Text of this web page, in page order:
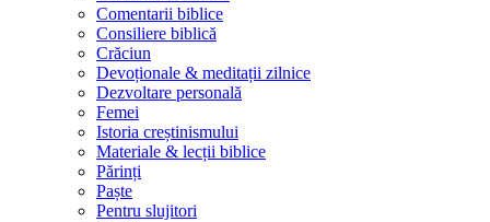
Comentarii biblice
Consiliere biblică
Crăciun
Devoționale & meditații zilnice
Dezvoltare personală
Femei
Istoria creștinismului
Materiale & lecții biblice
Părinți
Paște
Pentru slujitori